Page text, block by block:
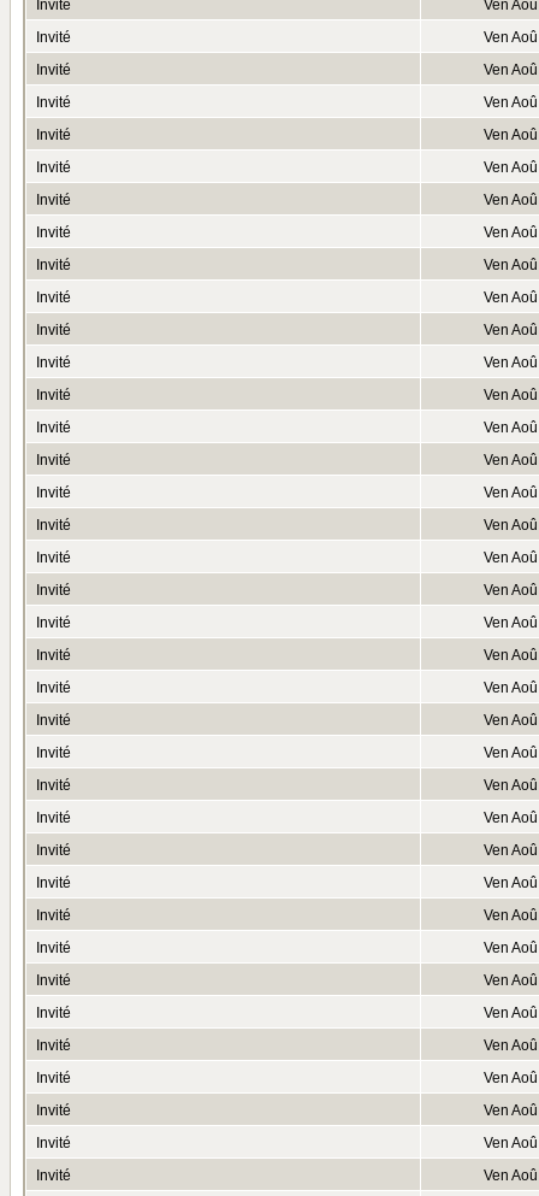
Invité
Ven
Invité
Ven
Invité
Ven
Invité
Ven
Invité
Ven
Invité
Ven
Invité
Ven
Invité
Ven
Invité
Ven
Invité
Ven
Invité
Ven
Invité
Ven
Invité
Ven
Invité
Ven
Invité
Ven
Invité
Ven
Invité
Ven
Invité
Ven
Invité
Ven
Invité
Ven
Invité
Ven
Invité
Ven
Invité
Ven
Invité
Ven
Invité
Ven
Invité
Ven
Invité
Ven
Invité
Ven
Invité
Ven
Invité
Ven
Invité
Ven
Invité
Ven
Invité
Ven
Invité
Ven
Invité
Ven
Invité
Ven
Invité
Ven